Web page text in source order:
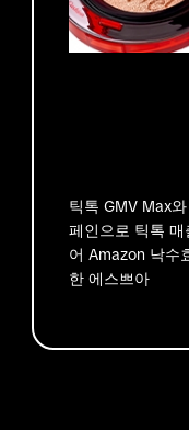
틱톡 GMV Max
페인으로 틱톡 매
어 Amazon 낙수
한 에스쁘아